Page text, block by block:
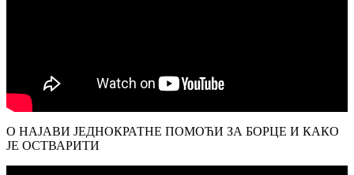
О НАЈАВИ ЈЕДНОКРАТНЕ ПОМОЋИ ЗА БОРЦЕ И КАКО
ЈЕ ОСТВАРИТИ